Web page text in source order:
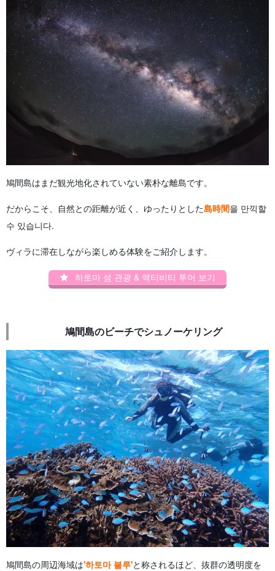
鳩間島はまだ観光地化されていない素朴な離島です。
だからこそ、自然との距離が近く、ゆったりとした島時間을 만끽할
수 있습니다.
ヴィラに滞在しながら楽しめる体験をご紹介します。
하토마 섬 관광 & 액티비티 투어 보기
鳩間島のビーチでシュノーケリング
鳩間島の周辺海域は'하토마 블루'と称されるほど、抜群の透明度を